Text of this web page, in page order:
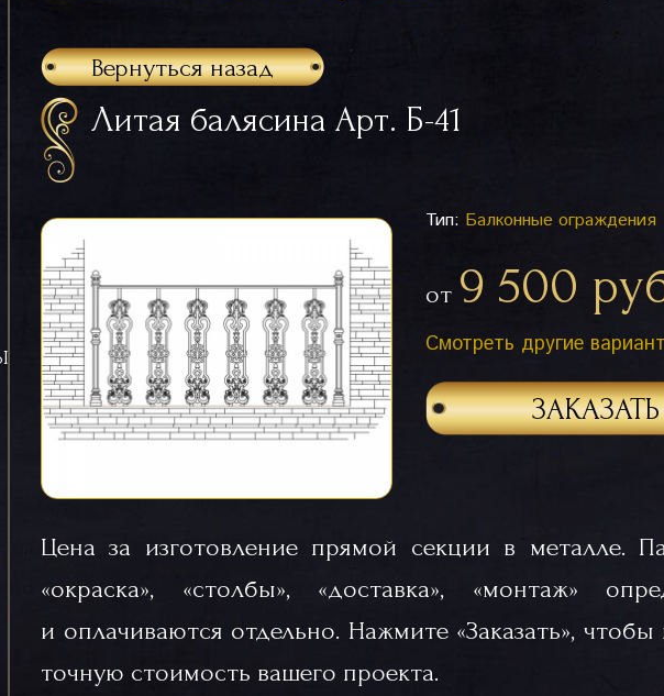
Вернуться назад
Литая балясина Арт. Б-41
Тип: Балконные ограждения
от 9 500
Смотреть другие
ЗАКАЗАТЬ
Цена за изготовление прямой секции в металле.
«окраска», «столбы», «доставка», «монтаж»
и оплачиваются отдельно. Нажмите «Заказать», чтобы
точную стоимость вашего проекта.